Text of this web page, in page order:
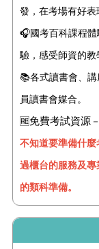
發，在考場有好表
🎧國考百科課程
驗，感受師資的教
📚各式讀書會、
員讀書會媒合。
🆓免費考試資源 －
不知道要準備什
過櫃台的服務及
的類科準備。